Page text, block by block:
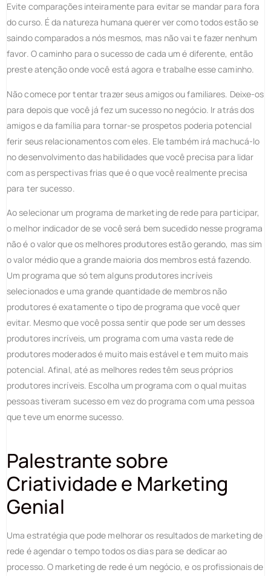
Evite comparações inteiramente para evitar se mandar para fora
do curso. É da natureza humana querer ver como todos estão se
saindo comparados a nós mesmos, mas não vai te fazer nenhum
favor. O caminho para o sucesso de cada um é diferente, então
preste atenção onde você está agora e trabalhe esse caminho.
Não comece por tentar trazer seus amigos ou familiares. Deixe-os
para depois que você já fez um sucesso no negócio. Ir atrás dos
amigos e da família para tornar-se prospetos poderia potencial
ferir seus relacionamentos com eles. Ele também irá machucá-lo
no desenvolvimento das habilidades que você precisa para lidar
com as perspectivas frias que é o que você realmente precisa
para ter sucesso.
Ao selecionar um programa de marketing de rede para participar,
o melhor indicador de se você será bem sucedido nesse programa
não é o valor que os melhores produtores estão gerando, mas sim
o valor médio que a grande maioria dos membros está fazendo.
Um programa que só tem alguns produtores incríveis
selecionados e uma grande quantidade de membros não
produtores é exatamente o tipo de programa que você quer
evitar. Mesmo que você possa sentir que pode ser um desses
produtores incríveis, um programa com uma vasta rede de
produtores moderados é muito mais estável e tem muito mais
potencial. Afinal, até as melhores redes têm seus próprios
produtores incríveis. Escolha um programa com o qual muitas
pessoas tiveram sucesso em vez do programa com uma pessoa
que teve um enorme sucesso.
Palestrante sobre
Criatividade e Marketing
Genial
Uma estratégia que pode melhorar os resultados de marketing de
rede é agendar o tempo todos os dias para se dedicar ao
processo. O marketing de rede é um negócio, e os profissionais de